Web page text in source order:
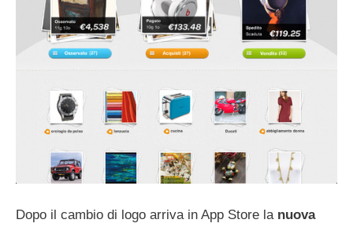
Dopo il cambio di logo arriva in App Store la nuova